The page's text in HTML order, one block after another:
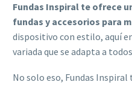
Fundas Inspiral te ofrece
fundas y accesorios para
dispositivo con estilo, aquí
variada que se adapta a
No solo eso, Fundas